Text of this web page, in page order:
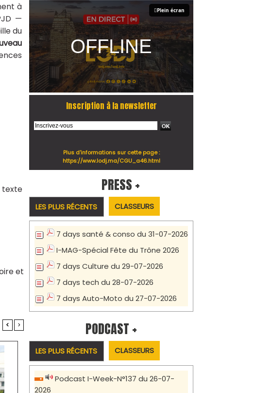
à
—
du
texte
et
< >
Plein écran
Inscription à la newsletter
Plus d'informations sur cette page :
https://www.lodj.ma/CGU_a46.html
PRESS +
LES PLUS RÉCENTS CLASSEURS
7 days santé & conso du 31-07-2026
I-MAG-Spécial Fête du Trône 2026
7 days Culture du 29-07-2026
7 days tech du 28-07-2026
7 days Auto-Moto du 27-07-2026
PODCAST +
LES PLUS RÉCENTS CLASSEURS
Podcast I-Week-N°137 du 26-07-
2026